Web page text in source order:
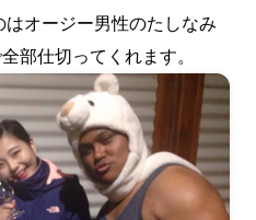
オージー男性のたしなみ
部仕切ってくれます。